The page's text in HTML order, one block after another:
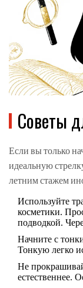
Советы
Если вы только
идеальную
летним стажем
Используйте
косметики.
подводкой.
Начните с
Тонкую легко
Не
естественнее.